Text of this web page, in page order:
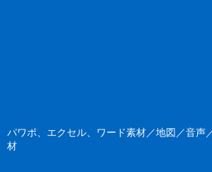
パワポ、エクセル、ワード素材／地図／音声
材